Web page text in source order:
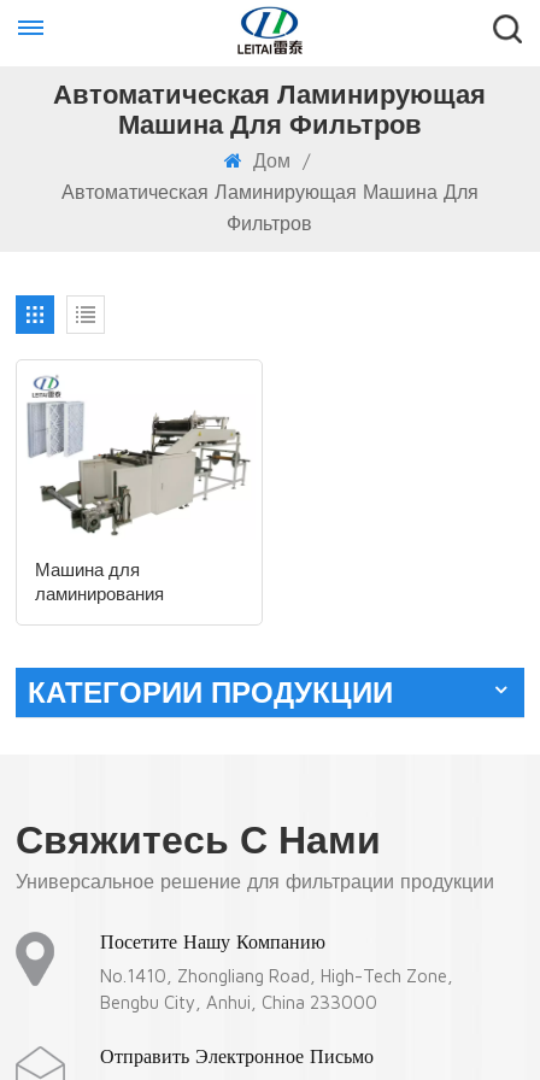
Автоматическая Ламинирующая
Машина Для Фильтров
Дом
/
Автоматическая Ламинирующая Машина Для
Фильтров
Машина для
ламинирования
КАТЕГОРИИ ПРОДУКЦИИ
Свяжитесь С Нами
Универсальное решение для фильтрации продукции
Посетите Нашу Компанию
No.1410, Zhongliang Road, High-Tech Zone,
Bengbu City, Anhui, China 233000
Отправить Электронное Письмо